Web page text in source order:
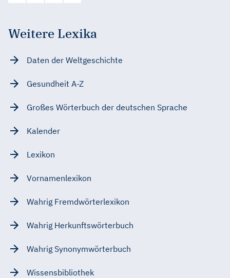
Weitere Lexika
Daten der Weltgeschichte
Gesundheit A-Z
Großes Wörterbuch der deutschen Sprache
Kalender
Lexikon
Vornamenlexikon
Wahrig Fremdwörterlexikon
Wahrig Herkunftswörterbuch
Wahrig Synonymwörterbuch
Wissensbibliothek